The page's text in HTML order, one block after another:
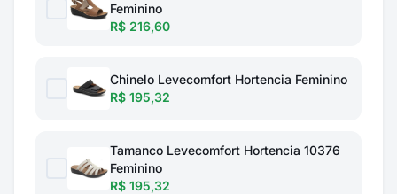
Feminino
R$ 216,60
Chinelo Levecomfort Hortencia Feminino
R$ 195,32
Tamanco Levecomfort Hortencia 10376
Feminino
R$ 195,32